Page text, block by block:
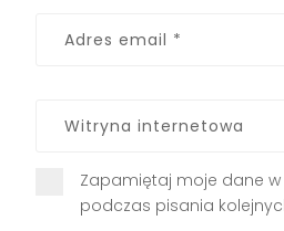
Zapamiętaj moje dane
podczas pisania